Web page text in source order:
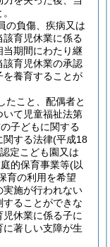
の負傷、疾病又は
育児休業に係る
当期間にわたり継
該育児休業の承認
を養育することが
たこと、配偶者と
いて児童福祉法第
子どもに関する
関する法律(平成18
定こども園又は
的保育事業等(以
育の利用を希望
実施が行われない
ることができな
休業に係る子に
著しい支障が生